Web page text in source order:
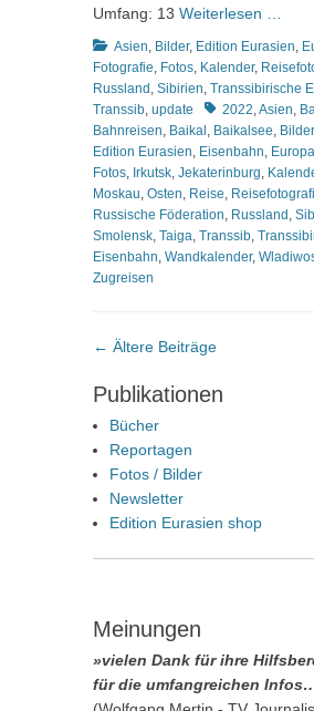
Umfang: 13 Weiterlesen …
Kategorien
Asien, Bilder, Edition Eurasien,
Fotografie, Fotos, Kalender,
Russland , Sibirien, Transsibirische
Transsib, update Schlagworte
2022,Asien,
Bahnreisen, Baikal , Baikalsee, Bilder
Edition Eurasien, Eisenbahn, Europa
Fotos, Irkutsk, Jekaterinburg,
Moskau, Osten, Reise,
Russische Föderation, Russland ,
Smolensk, Taiga, Transsib,
Eisenbahn, Wandkalender,
Zugreisen
Beitragsnavigation
← Ältere Beiträge
Publikationen
Bücher
Reportagen
Fotos / Bilder
Newsletter
Edition Eurasien shop
Meinungen
»vielen Dank für ihre
für die umfangreichen